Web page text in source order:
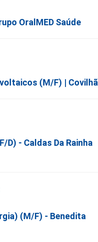
OralMED Saúde
(m/f) | Covilhã
d) - Caldas Da Rainha
(M/F) - Benedita